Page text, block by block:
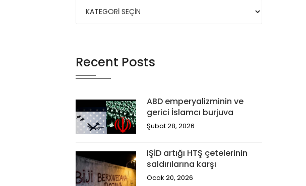
Recent Posts
ABD emperyalizminin ve
gerici İslamcı burjuva
Şubat 28, 2026
IŞİD artığı HTŞ çetelerinin
saldırılarına karşı
Ocak 20, 2026